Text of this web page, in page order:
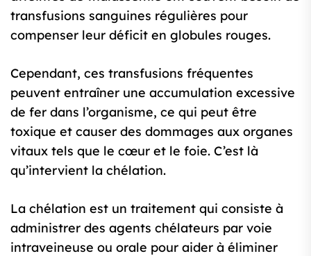
transfusions sanguines régulières pour
compenser leur déficit en globules rouges.
Cependant, ces transfusions fréquentes
peuvent entraîner une accumulation excessive
de fer dans l’organisme, ce qui peut être
toxique et causer des dommages aux organes
vitaux tels que le cœur et le foie. C’est là
qu’intervient la chélation.
La chélation est un traitement qui consiste à
administrer des agents chélateurs par voie
intraveineuse ou orale pour aider à éliminer